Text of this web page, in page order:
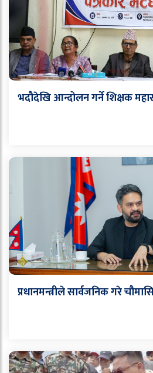
भदौदेखि आन्दोलन गर्ने शिक्षक
प्रधानमन्त्रीले सार्वजनिक गरे